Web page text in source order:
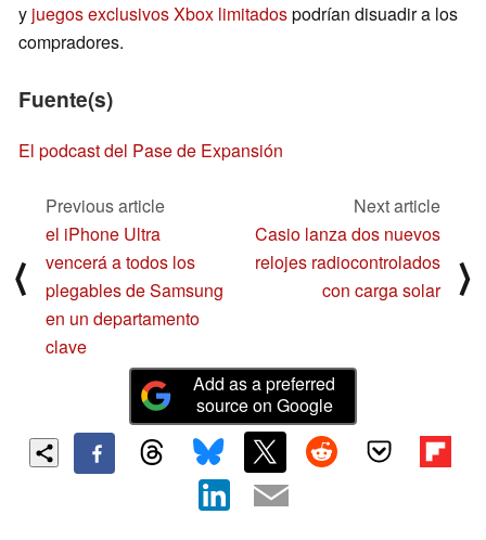
y juegos exclusivos Xbox limitadospodrían disuadir a los
compradores.
Fuente(s)
El podcast del Pase de Expansión
⟨
Previous article
el iPhone Ultra
vencerá a todos los
plegables de Samsung
en un departamento
clave
Next article
Casio lanza dos nuevos
relojes radiocontrolados
con carga solar
⟩
Add as a preferred
source on Google